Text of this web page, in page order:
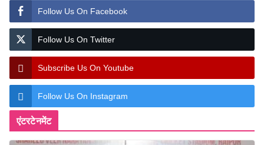
Follow Us On Facebook
Follow Us On Twitter
Subscribe Us On Youtube
Follow Us On Instagram
एंटरटेनमेंट